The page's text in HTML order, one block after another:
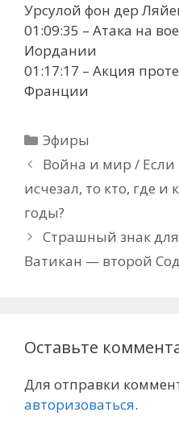
Урсулой фон дер
01:09:35 – Атака на
Иордании
01:17:17 – Акция
Франции
Рубрики
Эфиры
Война и мир /
исчезал, то кто, где и
годы?
Страшный знак
Ватикан — второй
Оставьте
Для отправки
авторизоваться.